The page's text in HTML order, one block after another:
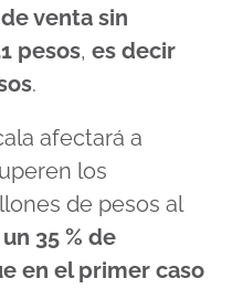
venta sin
pesos, es decir
.
afectará a
los
de pesos al
35 % de
en el primer caso